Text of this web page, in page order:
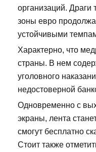
организаций. Драги
зоны евро
устойчивыми
Характерно, что
страны. В нем
уголовного
недостоверной
Одновременно с
экраны, лента
смогут бесплатно
Стоит также